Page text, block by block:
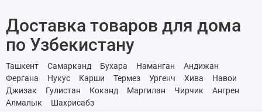
Доставка товаров для дома
по Узбекистану
Ташкент Самарканд Бухара Наманган
Андижан
Фергана
Нукус Карши Термез Ургенч Хива
Навои
Джизак
Гулистан Коканд Маргилан Чирчик
Ангрен
Алмалык
Шахрисабз